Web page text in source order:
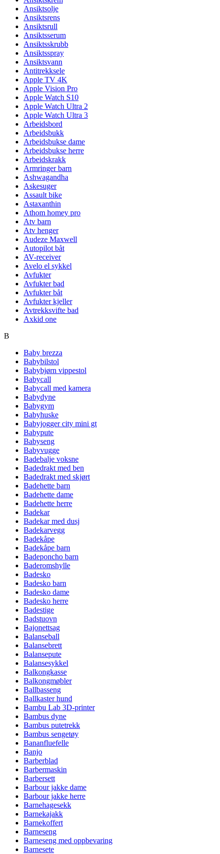
Ansiktsolje
Ansiktsrens
Ansiktsrull
Ansiktsserum
Ansiktsskrubb
Ansiktsspray
Ansiktsvann
Antitrekksele
Apple TV 4K
Apple Vision Pro
Apple Watch S10
Apple Watch Ultra 2
Apple Watch Ultra 3
Arbeidsbord
Arbeidsbukk
Arbeidsbukse dame
Arbeidsbukse herre
Arbeidskrakk
Armringer barn
Ashwagandha
Askesuger
Assault bike
Astaxanthin
Athom homey pro
Atv barn
Atv henger
Audeze Maxwell
Autopilot båt
AV-receiver
Avelo el sykkel
Avfukter
Avfukter bad
Avfukter båt
Avfukter kjeller
Avtrekksvifte bad
Axkid one
B
Baby brezza
Babybilstol
Babybjørn vippestol
Babycall
Babycall med kamera
Babydyne
Babygym
Babyhuske
Babyjogger city mini gt
Babypute
Babyseng
Babyvugge
Badebalje voksne
Badedrakt med ben
Badedrakt med skjørt
Badehette barn
Badehette dame
Badehette herre
Badekar
Badekar med dusj
Badekarvegg
Badekåpe
Badekåpe barn
Badeponcho barn
Baderomshylle
Badesko
Badesko barn
Badesko dame
Badesko herre
Badestige
Badstuovn
Bajonettsag
Balanseball
Balansebrett
Balansepute
Balansesykkel
Balkongkasse
Balkongmøbler
Ballbasseng
Ballkaster hund
Bambu Lab 3D-printer
Bambus dyne
Bambus putetrekk
Bambus sengetøy
Bananfluefelle
Banjo
Barberblad
Barbermaskin
Barbersett
Barbour jakke dame
Barbour jakke herre
Barnehagesekk
Barnekajakk
Barnekoffert
Barneseng
Barneseng med oppbevaring
Barnesete